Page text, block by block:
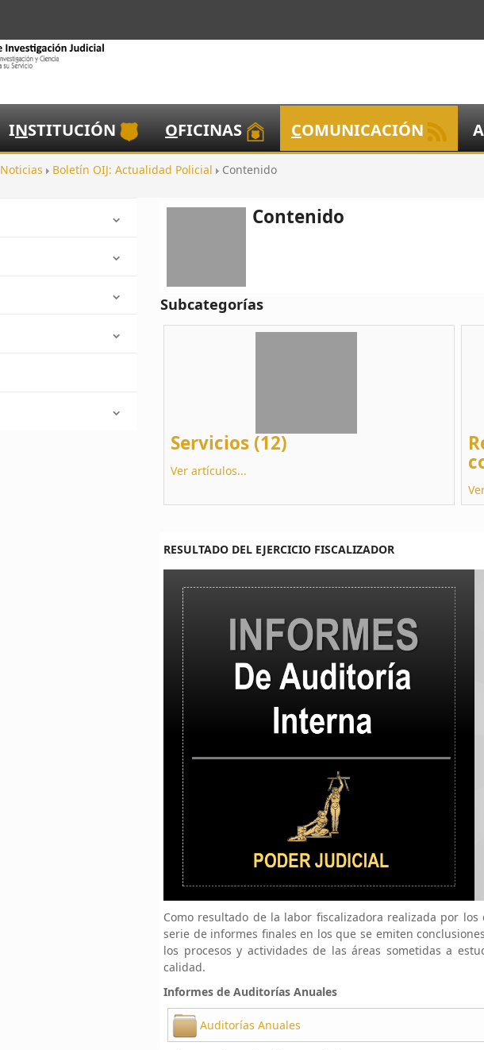
INSTITUCIÓN OFICINAS COMUNICACIÓN A
Noticias Boletín OIJ: Actualidad Policial Contenido
Contenido
Subcategorías
Servicios (12)
Ver artículos...
RESULTADO DEL EJERCICIO FISCALIZADOR
Como resultado de la labor fiscalizadora realizada por
serie de informes finales en los que se emiten
los procesos y actividades de las áreas sometidas a
calidad.
Informes de Auditorías Anuales
Auditorías Anuales